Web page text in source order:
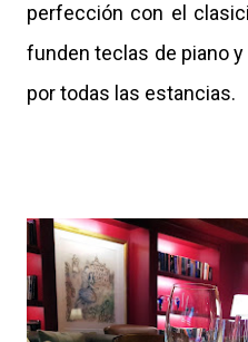
perfección con el
funden teclas de piano
por todas las estancias.